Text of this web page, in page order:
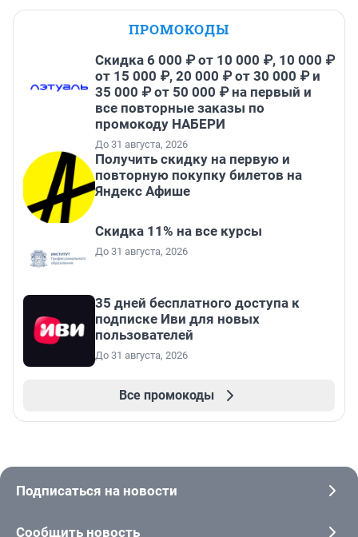
ПРОМОКОДЫ
Скидка 6 000 ₽ от 10 000 ₽, 10 000 ₽
от 15 000 ₽, 20 000 ₽ от 30 000 ₽ и
35 000 ₽ от 50 000 ₽ на первый и
все повторные заказы по
промокоду НАБЕРИ
До 31 августа, 2026
Получить скидку на первую и
повторную покупку билетов на
Яндекс Афише
Скидка 11% на все курсы
До 31 августа, 2026
35 дней бесплатного доступа к
подписке Иви для новых
пользователей
До 31 августа, 2026
Все промокоды
Подписаться на новости
Сообщить новость